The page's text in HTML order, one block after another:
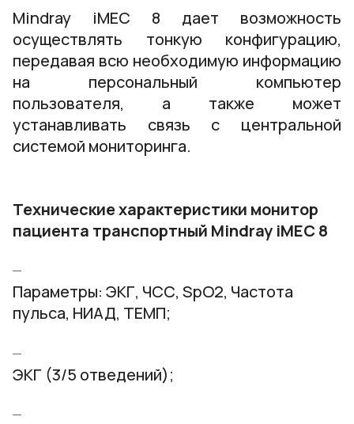
Mindray iMEC 8 дает возможность
осуществлять тонкую конфигурацию,
передавая всю необходимую информацию
на персональный компьютер
пользователя, а также может
устанавливать связь с центральной
системой мониторинга.
Технические характеристики монитор
пациента транспортный Mindray iMEC 8
Параметры: ЭКГ, ЧСС, SpO2, Частота
пульса, НИАД, ТЕМП;
ЭКГ (3/5 отведений);